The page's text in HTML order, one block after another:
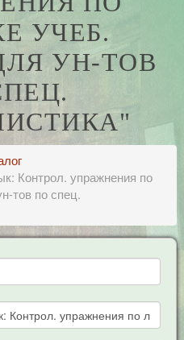
УЧЕБ.
УН-ТОВ
Контрол. упражнения по
тов по спец.